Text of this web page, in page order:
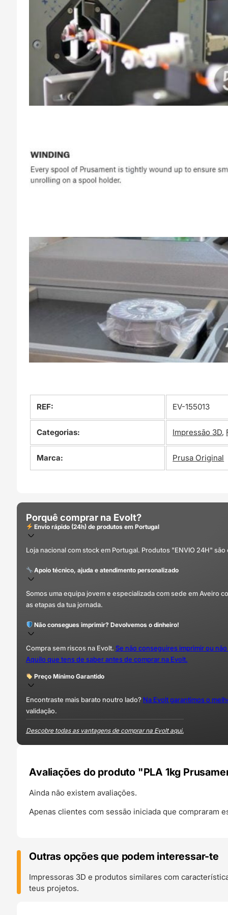
REF: EV-155013
Categorias: Impressão 3D,
Marca: Prusa Original
Porquê comprar na Evolt?
Envio rápido (24h) de produtos em Portugal
Loja nacional com stock em Portugal. Produtos "ENVIO 24H"
Apoio técnico, ajuda e atendimento personalizado
Somos uma equipa jovem e especializada com sede em Aveiro
as etapas da tua jornada.
Não consegues imprimir? Devolvemos o dinheiro!
Compra sem riscos na Evolt. Se não conseguires imprimir ou
Aquilo que tens de saber antes de comprar na Evolt.
Preço Mínimo Garantido
Encontraste mais barato noutro lado? Na Evolt garantimos o
validação.
Descobre todas as vantagens de comprar na Evolt aqui.
Avaliações do produto "PLA 1kg
Ainda não existem avaliações.
Apenas clientes com sessão iniciada que compraram
Outras opções que podem interessar-te
Impressoras 3D e produtos similares com
teus projetos.